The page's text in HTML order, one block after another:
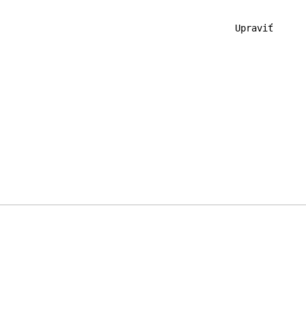
                                           Upraviť